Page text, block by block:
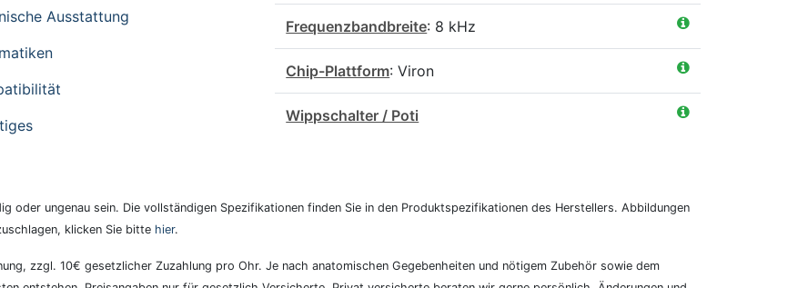
Ausstattung
Frequenzbandbreite: 8 kHz
Chip-Plattform: Viron
Wippschalter / Poti
oder ungenau sein. Die vollständigen Spezifikationen finden Sie in den Produktspezifikationen des Herstellers. Abbildungen
klicken Sie bitte hier.
zzgl. 10€ gesetzlicher Zuzahlung pro Ohr. Je nach anatomischen Gegebenheiten und nötigem Zubehör sowie dem